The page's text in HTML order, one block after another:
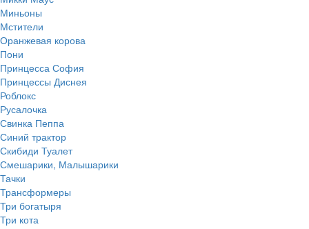
Миньоны
Мстители
Оранжевая корова
Пони
Принцесса София
Принцессы Диснея
Роблокс
Русалочка
Свинка Пеппа
Синий трактор
Скибиди Туалет
Смешарики, Малышарики
Тачки
Трансформеры
Три богатыря
Три кота